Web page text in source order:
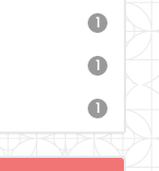
1
1
1